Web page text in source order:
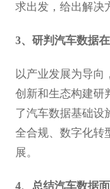
求出发，给出解决
3、研判汽车数据
以产业发展为导向
创新和生态构建研
了汽车数据基础设
全合规、数字化转
展。
4、总结汽车数据